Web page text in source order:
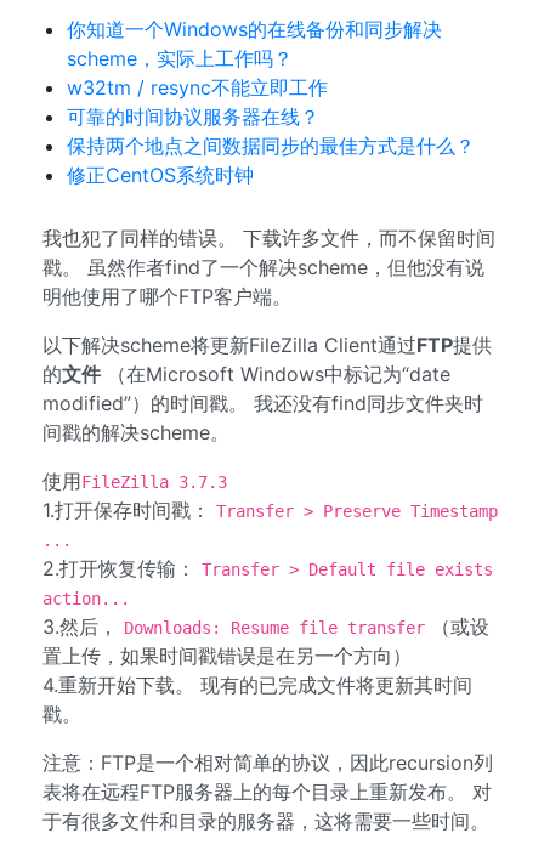
你知道一个Windows的在线备份和同步解决
scheme，实际上工作吗？
w32tm / resync不能立即工作
可靠的时间协议服务器在线？
保持两个地点之间数据同步的最佳方式是什么？
修正CentOS系统时钟
我也犯了同样的错误。 下载许多文件，而不保留时间
戳。 虽然作者find了一个解决scheme，但他没有说
明他使用了哪个FTP客户端。
以下解决scheme将更新FileZilla Client通过FTP提供
的文件 （在Microsoft Windows中标记为“date
modified”）的时间戳。 我还没有find同步文件夹时
间戳的解决scheme。
使用FileZilla 3.7.3
1.打开保存时间戳：
Transfer > Preserve Timestamp
...
2.打开恢复传输：
Transfer > Default file exists
action...
3.然后， Downloads: Resume file transfer
（或设
置上传，如果时间戳错误是在另一个方向）
4.重新开始下载。 现有的已完成文件将更新其时间
戳。
注意：FTP是一个相对简单的协议，因此recursion列
表将在远程FTP服务器上的每个目录上重新发布。 对
于有很多文件和目录的服务器，这将需要一些时间。